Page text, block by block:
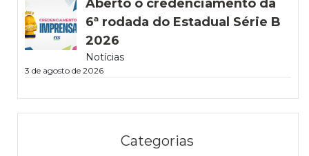
Aberto o credenciamento da
6ª rodada do Estadual Série B
2026
Notícias
3 de agosto de 2026
Categorias